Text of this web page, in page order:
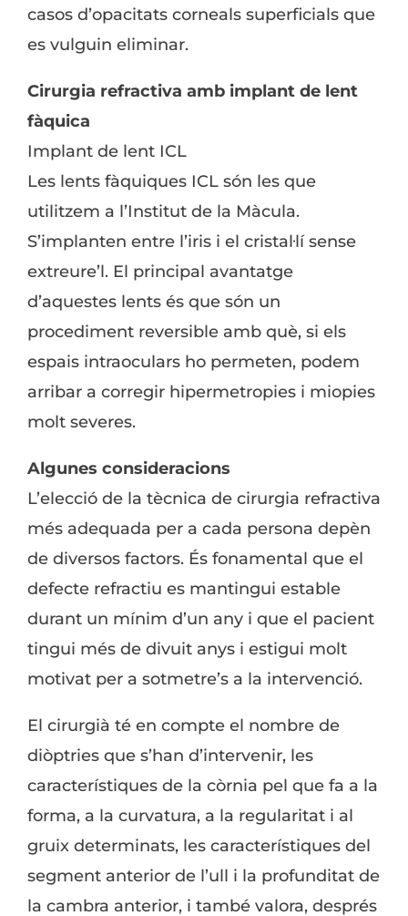
casos d’opacitats corneals superficials que
es vulguin eliminar.
Cirurgia refractiva amb implant de lent
fàquica
Implant de lent ICL
Les lents fàquiques ICL són les que
utilitzem a l’Institut de la Màcula.
S’implanten entre l’iris i el cristal·lí sense
extreure’l. El principal avantatge
d’aquestes lents és que són un
procediment reversible amb què, si els
espais intraoculars ho permeten, podem
arribar a corregir hipermetropies i miopies
molt severes.
Algunes consideracions
L’elecció de la tècnica de cirurgia refractiva
més adequada per a cada persona depèn
de diversos factors. És fonamental que el
defecte refractiu es mantingui estable
durant un mínim d’un any i que el pacient
tingui més de divuit anys i estigui molt
motivat per a sotmetre’s a la intervenció.
El cirurgià té en compte el nombre de
diòptries que s’han d’intervenir, les
característiques de la còrnia pel que fa a la
forma, a la curvatura, a la regularitat i al
gruix determinats, les característiques del
segment anterior de l’ull i la profunditat de
la cambra anterior, i també valora, després